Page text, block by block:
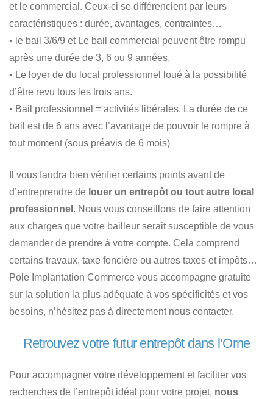
et le commercial. Ceux-ci se différencient par leurs
caractéristiques : durée, avantages, contraintes…
• le bail 3/6/9 et Le bail commercial peuvent être rompu
après une durée de 3, 6 ou 9 années.
• Le loyer de du local professionnel loué à la possibilité
d’être revu tous les trois ans.
• Bail professionnel = activités libérales. La durée de ce
bail est de 6 ans avec l’avantage de pouvoir le rompre à
tout moment (sous préavis de 6 mois)
Il vous faudra bien vérifier certains points avant de
d’entreprendre de louer un entrepôt ou tout autre local
professionnel . Nous vous conseillons de faire attention
aux charges que votre bailleur serait susceptible de vous
demander de prendre à votre compte. Cela comprend
certains travaux, taxe foncière ou autres taxes et impôts…
Pole Implantation Commerce vous accompagne gratuite
sur la solution la plus adéquate à vos spécificités et vos
besoins, n’hésitez pas à directement nous contacter.
Retrouvez votre futur entrepôt dans l’Orne
Pour accompagner votre développement et faciliter vos
recherches de l’entrepôt idéal pour votre projet, nous